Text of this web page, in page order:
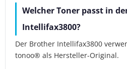
Welcher Toner passt in
Intellifax3800?
Der Brother Intellifax3800
tonoo® als Hersteller-Original.